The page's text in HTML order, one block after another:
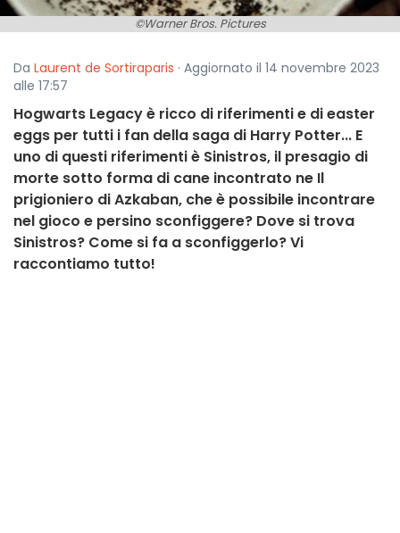
©Warner Bros. Pictures
Da Laurent de Sortiraparis · Aggiornato il 14 novembre 2023
alle 17:57
Hogwarts Legacy è ricco di riferimenti e di easter
eggs per tutti i fan della saga di Harry Potter... E
uno di questi riferimenti è Sinistros, il presagio di
morte sotto forma di cane incontrato ne Il
prigioniero di Azkaban, che è possibile incontrare
nel gioco e persino sconfiggere? Dove si trova
Sinistros? Come si fa a sconfiggerlo? Vi
raccontiamo tutto!